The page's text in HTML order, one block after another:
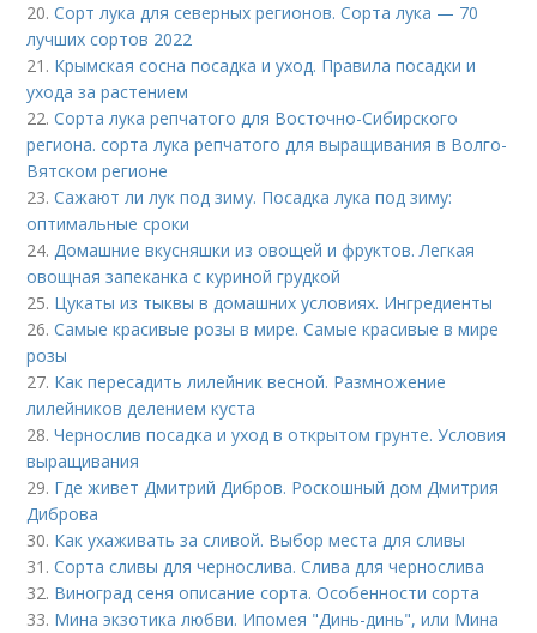
20.Сорт лука для северных регионов. Сорта лука — 70
лучших сортов 2022
21. Крымская сосна посадка и уход. Правила посадки и
ухода за растением
22.Сорта лука репчатого для Восточно-Сибирского
региона. сорта лука репчатого для выращивания в Волго-
Вятском регионе
23.Сажают ли лук под зиму. Посадка лука под зиму:
оптимальные сроки
24.Домашние вкусняшки из овощей и фруктов. Легкая
овощная запеканка с куриной грудкой
25. Цукаты из тыквы в домашних условиях. Ингредиенты
26.Самые красивые розы в мире. Самые красивые в мире
розы
27. Как пересадить лилейник весной. Размножение
лилейников делением куста
28.Чернослив посадка и уход в открытом грунте. Условия
выращивания
29. Где живет Дмитрий Дибров. Роскошный дом Дмитрия
Диброва
30. Как ухаживать за сливой. Выбор места для сливы
31.Сорта сливы для чернослива. Слива для чернослива
32. Виноград сеня описание сорта. Особенности сорта
33. Мина экзотика любви. Ипомея "Динь-динь", или Мина